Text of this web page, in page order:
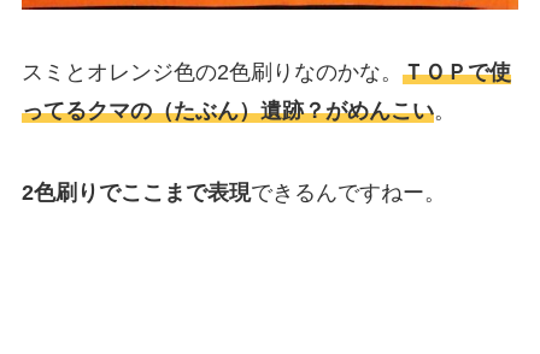
スミとオレンジ色の2色刷りなのかな。 ＴＯＰで使
ってるクマの（たぶん）遺跡？がめんこい。
2色刷りでここまで表現できるんですねー。